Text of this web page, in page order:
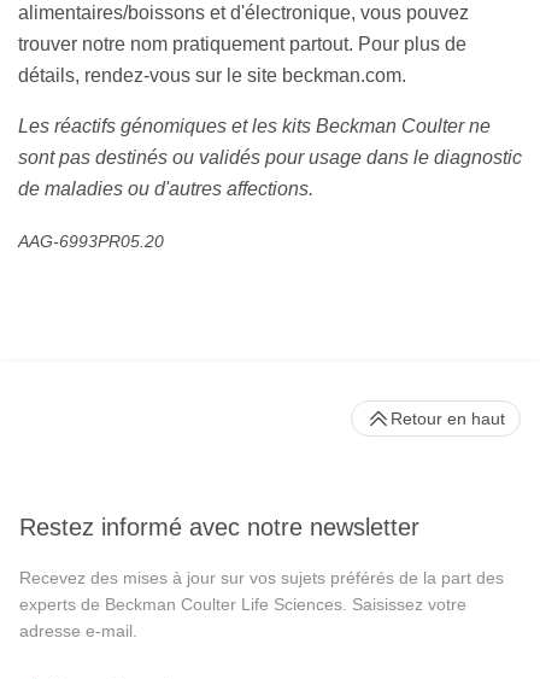
alimentaires/boissons et d'électronique, vous pouvez
trouver notre nom pratiquement partout. Pour plus de
détails, rendez-vous sur le site beckman.com.
Les réactifs génomiques et les kits Beckman Coulter ne
sont pas destinés ou validés pour usage dans le diagnostic
de maladies ou d'autres affections.
AAG-6993PR05.20
Restez informé avec notre newsletter
Recevez des mises à jour sur vos sujets préférés de la part des
experts de Beckman Coulter Life Sciences. Saisissez votre
adresse e-mail.
Retour en haut